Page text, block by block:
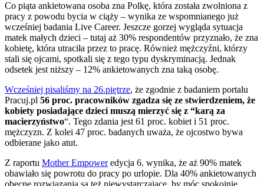
Co piąta ankietowana osoba zna Polkę, która została zwolniona z
pracy z powodu bycia w ciąży – wynika ze wspomnianego już
wcześniej badania Live Career. Jeszcze gorzej wygląda sytuacja
matek małych dzieci – tutaj aż 30% respondentów przyznało, że zna
kobietę, która utraciła przez to pracę. Również mężczyźni, którzy
stali się ojcami, spotkali się z tego typu dyskryminacją. Jednak
odsetek jest niższy – 12% ankietowanych zna taką osobę.
Wcześniej pisaliśmy na 26.piętrze, że zgodnie z badaniem portalu
Pracuj.pl 56 proc. pracowników zgadza się ze stwierdzeniem, że
kobiety posiadające dzieci muszą mierzyć się z “karą za
macierzyństwo“. Tego zdania jest 61 proc. kobiet i 51 proc.
mężczyzn. Z kolei 47 proc. badanych uważa, że ojcostwo bywa
odbierane jako atut.
Z raportu Mother Empoweredycja 6. wynika, że aż 90% matek
obawiało się powrotu do pracy po urlopie. Dla 40% ankietowanych